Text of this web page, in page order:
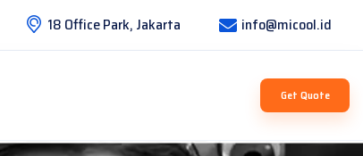
18 Office Park, Jakarta info@micool.id
Get Quote